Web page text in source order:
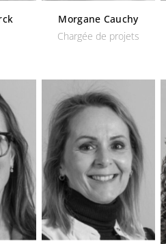
Morgane Cauchy
Chargée de projets